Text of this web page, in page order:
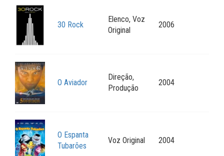
30 Rock
Elenco, Voz
Original
2006
O Aviador
Direção,
Produção
2004
O Espanta
Tubarões
Voz Original 2004